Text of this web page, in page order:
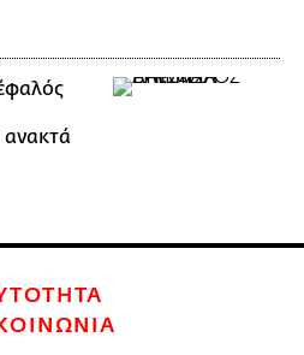
ανακτά